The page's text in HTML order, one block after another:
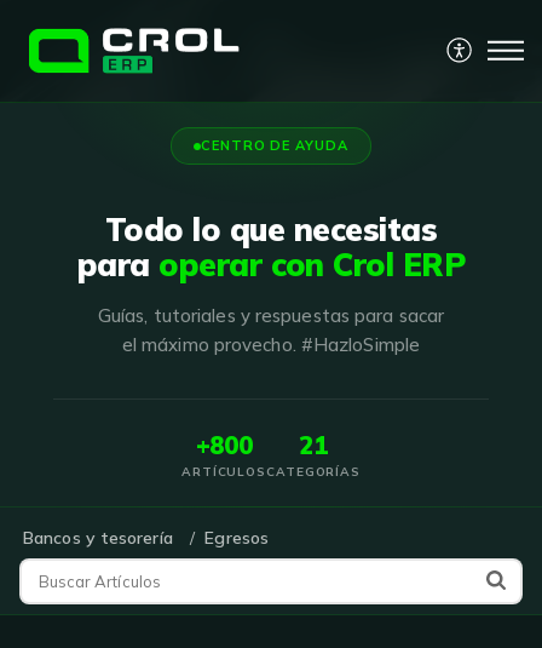
CENTRO DE AYUDA
Todo lo que necesitas
para operar con Crol ERP
Guías, tutoriales y respuestas para sacar
el máximo provecho. #HazloSimple
+800
ARTÍCULOS
21
CATEGORÍAS
Bancos y tesorería Egresos